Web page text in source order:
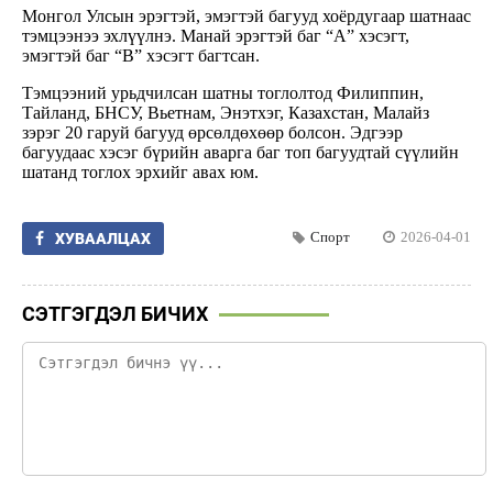
Монгол Улсын эрэгтэй, эмэгтэй багууд хоёрдугаар шатнаас
тэмцээнээ эхлүүлнэ. Манай эрэгтэй баг “А” хэсэгт,
эмэгтэй баг “В” хэсэгт багтсан.
Тэмцээний урьдчилсан шатны тоглолтод Филиппин,
Тайланд, БНСУ, Вьетнам, Энэтхэг, Казахстан, Малайз
зэрэг 20 гаруй багууд өрсөлдөхөөр болсон. Эдгээр
багуудаас хэсэг бүрийн аварга баг топ багуудтай сүүлийн
шатанд тоглох эрхийг авах юм.
ХУВААЛЦАХ Спорт 2026-04-01
СЭТГЭГДЭЛ БИЧИХ